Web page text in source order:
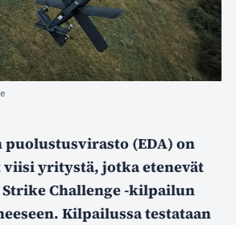
puolustusvirasto (EDA) on
yritystä, jotka etenevät
Challenge -kilpailun
Kilpailussa testataan